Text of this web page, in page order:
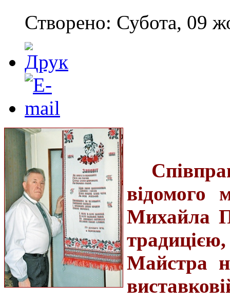
Створено: Субота, 09
відомого
Михайла
Майстра